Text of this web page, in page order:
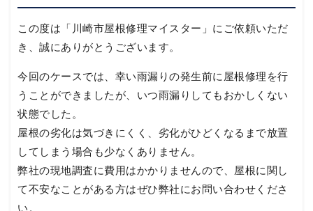
この度は「川崎市屋根修理マイスター」にご依頼いただ
き、誠にありがとうございます。
今回のケースでは、幸い雨漏りの発生前に屋根修理を行
うことができましたが、いつ雨漏りしてもおかしくない
状態でした。
屋根の劣化は気づきにくく、劣化がひどくなるまで放置
してしまう場合も少なくありません。
弊社の現地調査に費用はかかりませんので、屋根に関し
て不安なことがある方はぜひ弊社にお問い合わせくださ
い。